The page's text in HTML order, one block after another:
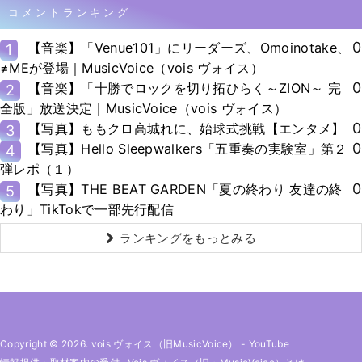
コメントランキング
1
【音楽】「Venue101」にリーダーズ、Omoinotake、
≠MEが登場｜MusicVoice（vois ヴォイス）
0
2
【音楽】「十勝でロックを切り拓ひらく～ZION～ 完
全版」放送決定｜MusicVoice（vois ヴォイス）
0
3 【写真】ももクロ高城れに、始球式挑戦【エンタメ】
0
4
【写真】Hello Sleepwalkers「五重奏の実験室」第２
弾レポ（１）
0
5
【写真】THE BEAT GARDEN「夏の終わり 友達の終
わり」TikTokで一部先行配信
0
ランキングをもっとみる
Copyright © 2026. vois ヴォイス（旧MusicVoice） - YouTube